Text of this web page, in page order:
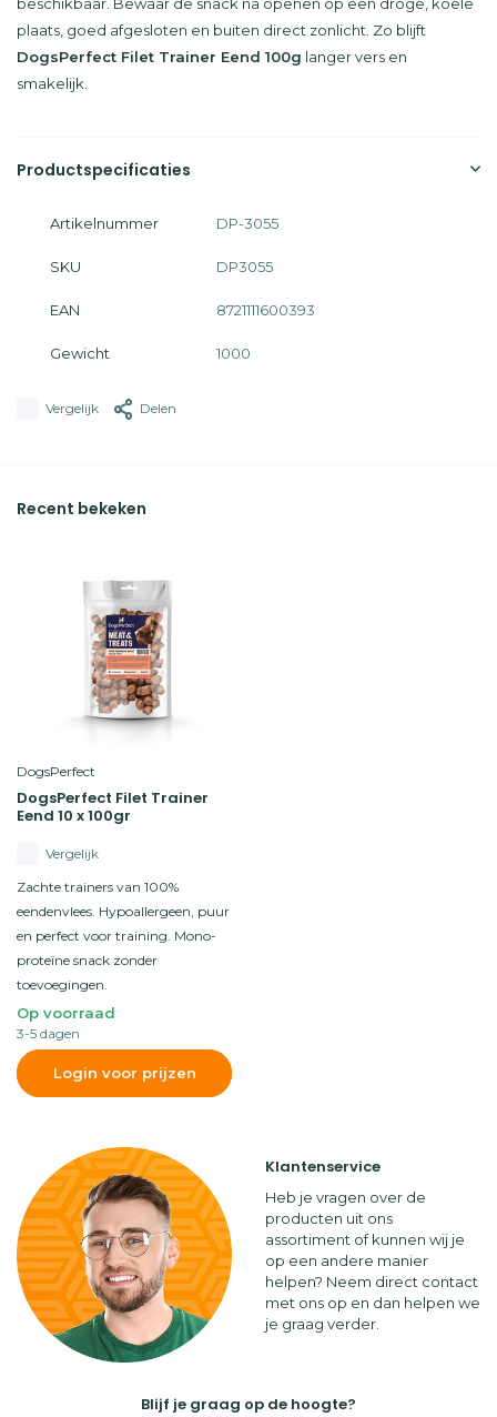
plaats, goed afgesloten en buiten direct zonlicht. Zo blijft
DogsPerfect Filet Trainer Eend 100g langer vers en
smakelijk.
Productspecificaties
Artikelnummer DP-3055
SKU DP3055
EAN 8721111600393
Gewicht 1000
Vergelijk Delen
Recent bekeken
DogsPerfect
DogsPerfect Filet Trainer
Eend 10 x 100gr
Vergelijk
Zachte trainers van 100%
eendenvlees. Hypoallergeen, puur
en perfect voor training. Mono-
proteïne snack zonder
toevoegingen.
Op voorraad
3-5 dagen
Login voor prijzen
Klantenservice
Heb je vragen over de
producten uit ons
assortiment of kunnen wij je
op een andere manier
helpen? Neem direct contact
met ons op en dan helpen we
je graag verder.
Blijf je graag op de hoogte?